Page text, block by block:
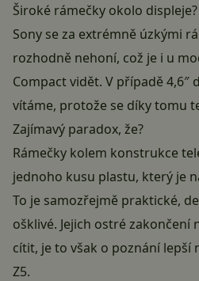
Široké rámečky okolo displeje?
Sony se za extrémně úzkými
rozhodně nehoní, což je i u
Compact vidět. V případě 4,6″
vítáme, protože se díky tomu
Zajímavý paradox, že?
Rámečky kolem konstrukce
jednoho kusu plastu, který je
To je samozřejmě praktické,
ošklivé. Jejich ostré zakončení
cítit, je to však o poznání lepší
Z5.